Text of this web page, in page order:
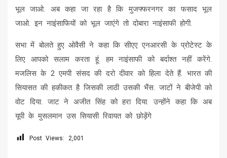
भूल जाओ. अब कहा जा रहा है कि मुजफ्फरनगर का फसाद भूल
जाओ. इन नाइंसाफियों को भूल जाएंगे तो दोबारा नाइंसाफी होगी.
सभा में बोलते हुए ओवैसी ने कहा कि सीएए एनआरसी के प्रोटेस्ट के
लिए आपको सलाम करता हूं. हम नाइंसाफी को बर्दाश्त नहीं करेंगे.
मजलिस के 2 एमपी संसद की दरो दीवार को हिला देते हैं. भारत की
सियासत की हकीकत है जिसकी लाठी उसकी भैंस. जाटों ने बीजेपी को
वोट दिया. जाट ने अजीत सिंह को हरा दिया. उन्होंने कहा कि अब
यूपी के मुसलमान उस सियासी रिवायत को छोड़ेंगे
Post Views: 2,001